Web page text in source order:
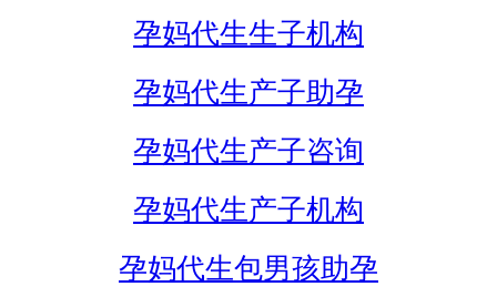
孕妈代生生子机构
孕妈代生产子助孕
孕妈代生产子咨询
孕妈代生产子机构
孕妈代生包男孩助孕